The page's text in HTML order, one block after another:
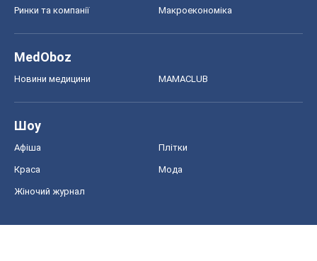
Ринки та компанії Макроекономіка
MedOboz
Новини медицини MAMACLUB
Шоу
Афіша Плітки
Краса Мода
Жіночий журнал